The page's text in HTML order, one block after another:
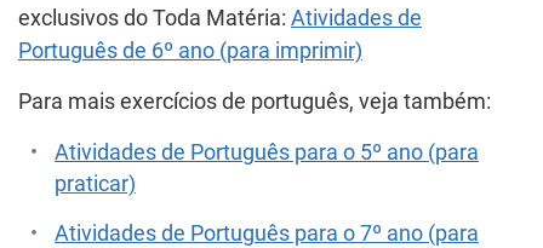
exclusivos do Toda Matéria: Atividades de
Português de 6º ano (para imprimir)
Para mais exercícios de português, veja também:
Atividades de Português para o 5º ano (para
praticar)
Atividades de Português para o 7º ano (para